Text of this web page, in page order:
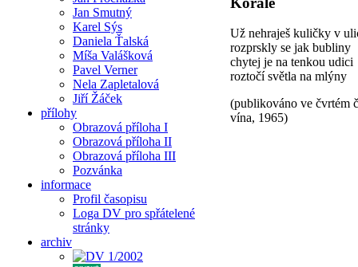
Jan Smutný
Karel Sýs
Daniela Ťalská
Míša Valášková
Pavel Verner
Nela Zapletalová
Jiří Žáček
přílohy
Obrazová příloha I
Obrazová příloha II
Obrazová příloha III
Pozvánka
informace
Profil časopisu
Loga DV pro spřátelené
stránky
archiv
Už nehraješ kuličky v
rozprskly se jak bubliny
chytej je na tenkou udici
roztočí světla na mlýny
(publikováno ve čvrtém
vína, 1965)